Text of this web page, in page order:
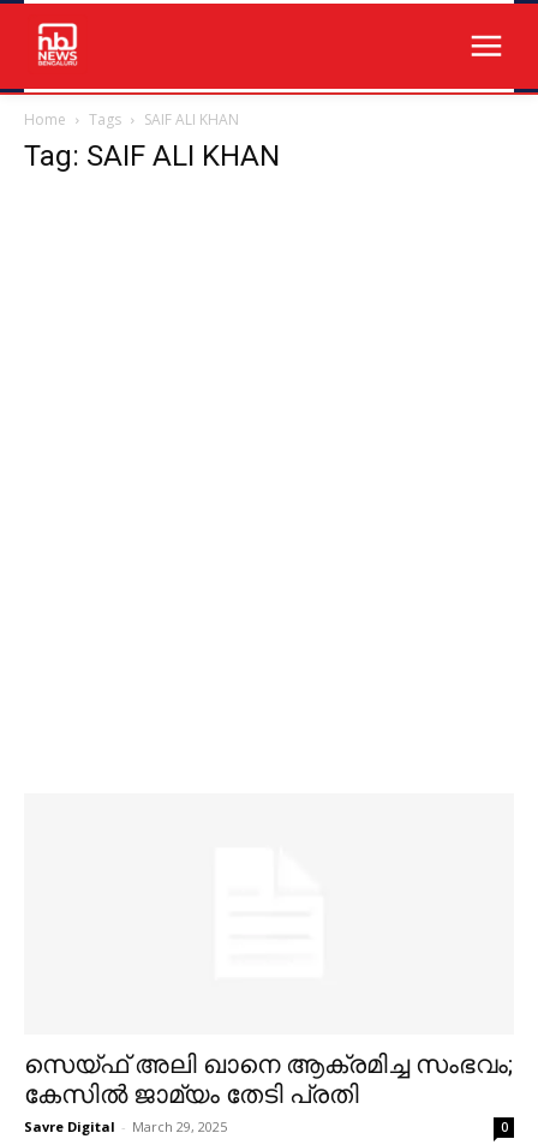
Home Tags SAIF ALI KHAN
Tag: SAIF ALI KHAN
സെയ്ഫ് അലി ഖാനെ ആക്രമിച്ച സംഭവം;
കേസില്‍ ജാമ്യം തേടി പ്രതി
Savre Digital - March 29, 2025 0